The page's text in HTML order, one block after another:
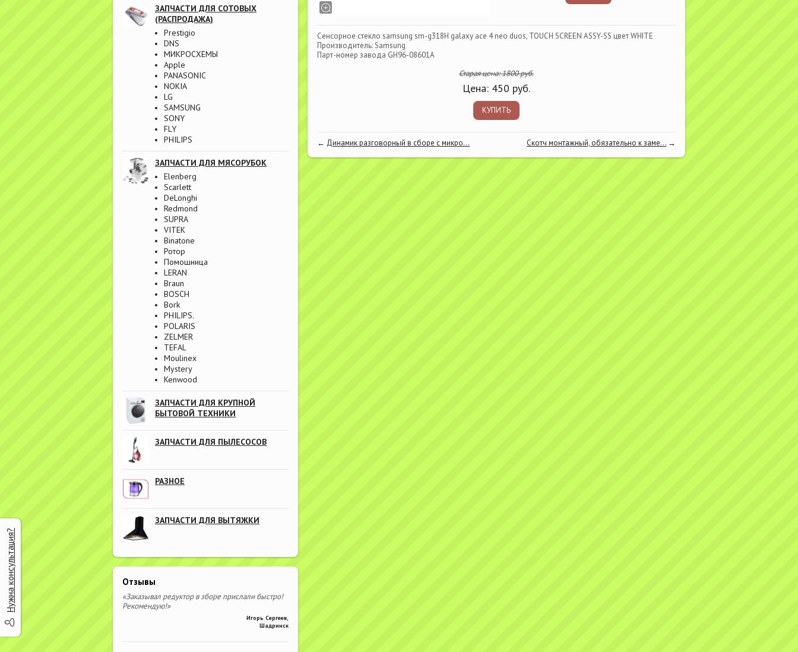
ЗАПЧАСТИ ДЛЯ СОТОВЫХ
(РАСПРОДАЖА)
Prestigio
DNS
МИКРОСХЕМЫ
Apple
PANASONIC
NOKIA
LG
SAMSUNG
SONY
FLY
PHILIPS
ЗАПЧАСТИ ДЛЯ МЯСОРУБОК
Elenberg
Scarlett
DeLonghi
Redmond
SUPRA
VITEK
Binatone
Ротор
Помошница
LERAN
Braun
BOSCH
Bork
PHILIPS.
POLARIS
ZELMER
TEFAL
Moulinex
Mystery
Kenwood
ЗАПЧАСТИ ДЛЯ КРУПНОЙ
БЫТОВОЙ ТЕХНИКИ
ЗАПЧАСТИ ДЛЯ ПЫЛЕСОСОВ
РАЗНОЕ
ЗАПЧАСТИ ДЛЯ ВЫТЯЖКИ
Отзывы
«Заказывал редуктор в зборе прислали быстро!
Рекомендую!»
Игорь Сергеев
Шадринск
Сенсорное стекло samsung sm-g318H galaxy ace 4 neo duos, TOUCH SCREEN ASSY-SS цвет WHITE
Производитель: Samsung
Парт-номер завода GH96-08601A
Старая цена:1800руб.
Цена: 450 руб.
КУПИТЬ
← Динамик разговорный в сборе с микро... Скотч монтажный, обязательно к заме... →
Нужна консультация?